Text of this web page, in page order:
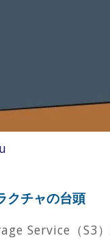
クチャの台頭
Service（S3